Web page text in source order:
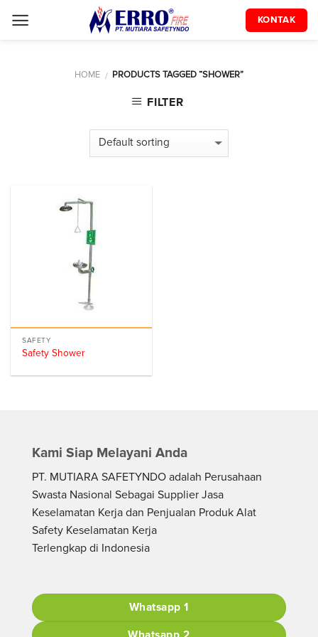
KONTAK
HOME / PRODUCTS TAGGED “SHOWER”
FILTER
SAFETY
Safety Shower
Kami Siap Melayani Anda
PT. MUTIARA SAFETYNDO adalah Perusahaan
Swasta Nasional Sebagai Supplier Jasa
Keselamatan Kerja dan Penjualan Produk Alat
Safety Keselamatan Kerja
Terlengkap di Indonesia
Whatsapp 1